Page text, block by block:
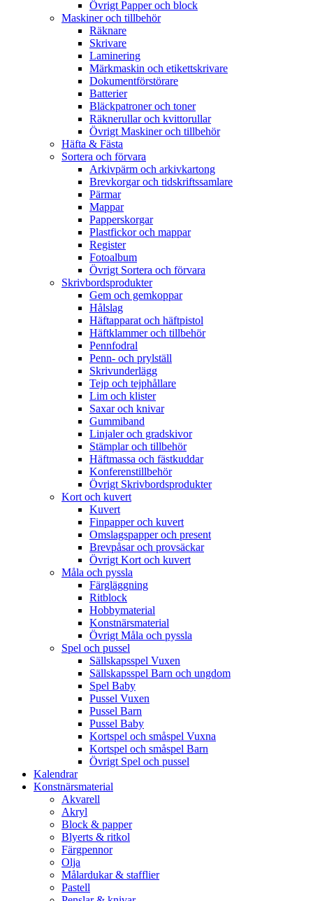
Övrigt Papper och block
Maskiner och tillbehör
Räknare
Skrivare
Laminering
Märkmaskin och etikettskrivare
Dokumentförstörare
Batterier
Bläckpatroner och toner
Räknerullar och kvittorullar
Övrigt Maskiner och tillbehör
Häfta & Fästa
Sortera och förvara
Arkivpärm och arkivkartong
Brevkorgar och tidskriftssamlare
Pärmar
Mappar
Papperskorgar
Plastfickor och mappar
Register
Fotoalbum
Övrigt Sortera och förvara
Skrivbordsprodukter
Gem och gemkoppar
Hålslag
Häftapparat och häftpistol
Häftklammer och tillbehör
Pennfodral
Penn- och prylställ
Skrivunderlägg
Tejp och tejphållare
Lim och klister
Saxar och knivar
Gummiband
Linjaler och gradskivor
Stämplar och tillbehör
Häftmassa och fästkuddar
Konferenstillbehör
Övrigt Skrivbordsprodukter
Kort och kuvert
Kuvert
Finpapper och kuvert
Omslagspapper och present
Brevpåsar och provsäckar
Övrigt Kort och kuvert
Måla och pyssla
Färgläggning
Ritblock
Hobbymaterial
Konstnärsmaterial
Övrigt Måla och pyssla
Spel och pussel
Sällskapsspel Vuxen
Sällskapsspel Barn och ungdom
Spel Baby
Pussel Vuxen
Pussel Barn
Pussel Baby
Kortspel och småspel Vuxna
Kortspel och småspel Barn
Övrigt Spel och pussel
Kalendrar
Konstnärsmaterial
Akvarell
Akryl
Block & papper
Blyerts & ritkol
Färgpennor
Olja
Målardukar & stafflier
Pastell